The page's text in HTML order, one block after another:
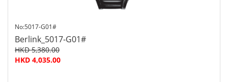
No:5017-G01#
Berlink_5017-G01#
HKD 5,380.00
HKD 4,035.00